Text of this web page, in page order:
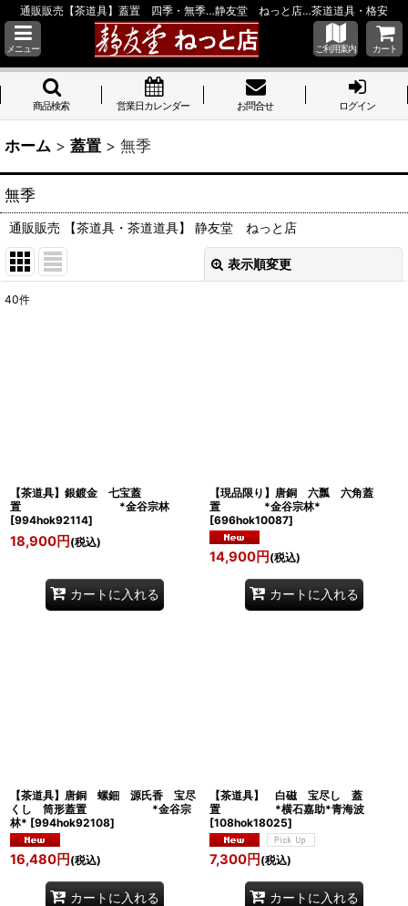
通販販売【茶道具】蓋置 四季・無季…静友堂 ねっと店…茶道道具・格安
メニュー ご利用案内 カート
商品検索 営業日カレンダー お問合せ ログイン
ホーム > 蓋置 > 無季
無季
通販販売 【茶道具・茶道道具】 静友堂 ねっと店
表示順変更
40件
【茶道具】銀鍍金 七宝蓋
置 *金谷宗林
[994hok92114]
18,900円 (税込)
カートに入れる
【現品限り】唐銅 六瓢 六角蓋
置 *金谷宗林*
[696hok10087]
14,900円 (税込)
カートに入れる
【茶道具】唐銅 螺鈿 源氏香 宝尽
くし 筒形蓋置 *金谷宗
林* [994hok92108]
16,480円 (税込)
カートに入れる
【茶道具】 白磁 宝尽し 蓋
置 *横石嘉助*青海波
[108hok18025]
7,300円 (税込)
カートに入れる